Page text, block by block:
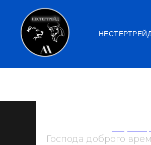
Господа доброго